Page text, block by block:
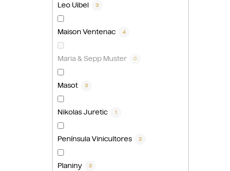
Leo Uibel 3
Maison Ventenac 4
Maria & Sepp Muster 0
Masot 3
Nikolas Juretic 1
Península Vinicultores 2
Planiny 3